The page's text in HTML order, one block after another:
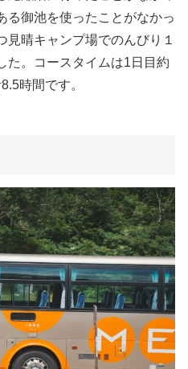
る御池を使ったことがなかっ
見晴キャンプ場でのんびり１
た。コースタイムは1日目約
時間です。